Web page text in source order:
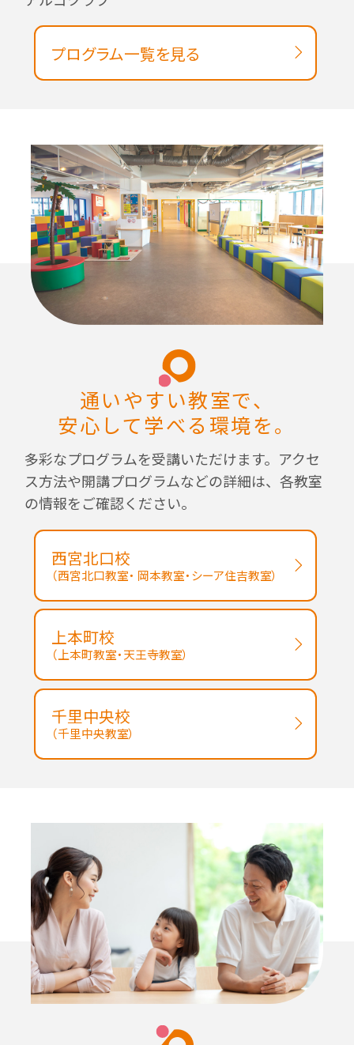
プログラム一覧を見る
通いやすい教室で、
安心して学べる環境を。
多彩なプログラムを受講いただけます。アクセ
ス方法や開講プログラムなどの詳細は、各教室
の情報をご確認ください。
西宮北口校
（西宮北口教室・ 岡本教室・シーア住吉教室）
上本町校
（上本町教室・天王寺教室）
千里中央校
（千里中央教室）